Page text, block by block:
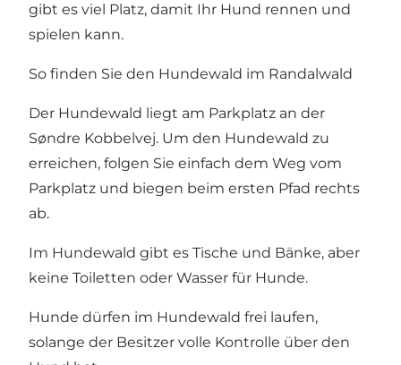
gibt es viel Platz, damit Ihr Hund rennen und
spielen kann.
So finden Sie den Hundewald im Randalwald
Der Hundewald liegt am Parkplatz an der
Søndre Kobbelvej. Um den Hundewald zu
erreichen, folgen Sie einfach dem Weg vom
Parkplatz und biegen beim ersten Pfad rechts
ab.
Im Hundewald gibt es Tische und Bänke, aber
keine Toiletten oder Wasser für Hunde.
Hunde dürfen im Hundewald frei laufen,
solange der Besitzer volle Kontrolle über den